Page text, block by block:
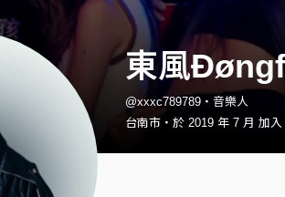
東風
@xxxc789789・音樂人
台南市・於 2019 年 7 月 加入